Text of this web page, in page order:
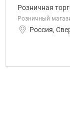
Розничная
Розничный
Россия,